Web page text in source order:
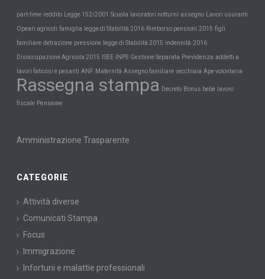
part-time reddito Legge 152/2001 Scuola lavoratori notturni assegno Lavori usuranti
Opeari agricoli famiglia legge di Stabilità 2016 Rimborso pensioni 2015 figli
familiare detrazione pressione legge di Stabilità 2015 indennità 2016
Disoccupazione Agricola 2015 ISEE INPS Gestione Separata Previdenza addetti a
lavori faticosi e pesanti ANF Maternità Assegno familiare vecchiaia Ape volontaria
Rassegna stampa Decreto Bonus bebè lavoro
fiscale Pensione
Amministrazione Trasparente
CATEGORIE
Attività diverse
Comunicati Stampa
Focus
Immigrazione
Infortuni e malattie professionali